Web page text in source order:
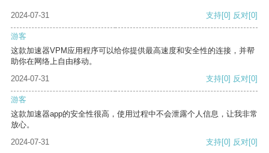
2024-07-31 支持[0] 反对[0]
游客
这款加速器VPM应用程序可以给你提供最高速度和安全性的连接，并帮
助你在网络上自由移动。
2024-07-31
支持[0] 反对[0]
游客
这款加速器app的安全性很高，使用过程中不会泄露个人信息，让我非常
放心。
2024-07-31
支持[0] 反对[0]